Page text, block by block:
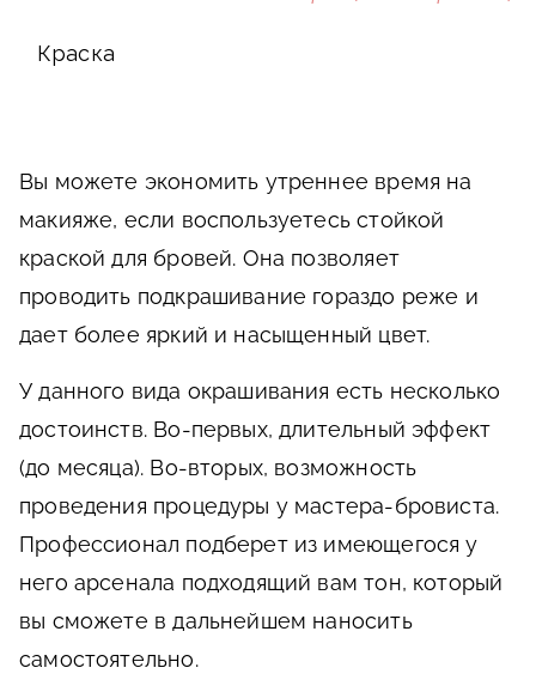
Краска
Вы можете экономить утреннее время на
макияже, если воспользуетесь стойкой
краской для бровей. Она позволяет
проводить подкрашивание гораздо реже и
дает более яркий и насыщенный цвет.
У данного вида окрашивания есть несколько
достоинств. Во-первых, длительный эффект
(до месяца). Во-вторых, возможность
проведения процедуры у мастера-бровиста.
Профессионал подберет из имеющегося у
него арсенала подходящий вам тон, который
вы сможете в дальнейшем наносить
самостоятельно.